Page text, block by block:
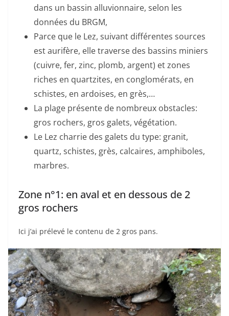
dans un bassin alluvionnaire, selon les
données du BRGM,
Parce que le Lez, suivant différentes sources
est aurifère, elle traverse des bassins miniers
(cuivre, fer, zinc, plomb, argent) et zones
riches en quartzites, en conglomérats, en
schistes, en ardoises, en grès,…
La plage présente de nombreux obstacles:
gros rochers, gros galets, végétation.
Le Lez charrie des galets du type: granit,
quartz, schistes, grès, calcaires, amphiboles,
marbres.
Zone n°1: en aval et en dessous de 2
gros rochers
Ici j’ai prélevé le contenu de 2 gros pans.